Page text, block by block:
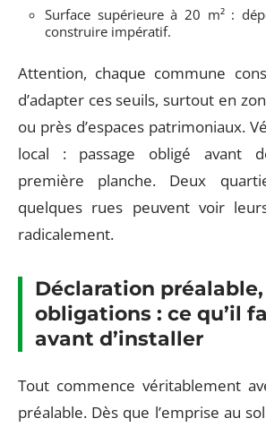
Surface supérieure à 20 m² :
construire impératif.
Attention, chaque commune
d’adapter ces seuils, surtout en
ou près d’espaces patrimoniaux.
local : passage obligé avant
première planche. Deux
quelques rues peuvent voir
radicalement.
Déclaration
obligations : ce qu’il
avant d’installer
Tout commence véritablement
préalable. Dès que l’emprise au